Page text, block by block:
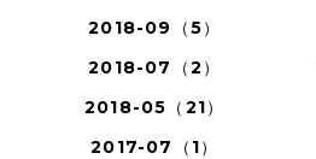
2018-09（5）
2018-07（2）
2018-05（21）
2017-07（1）